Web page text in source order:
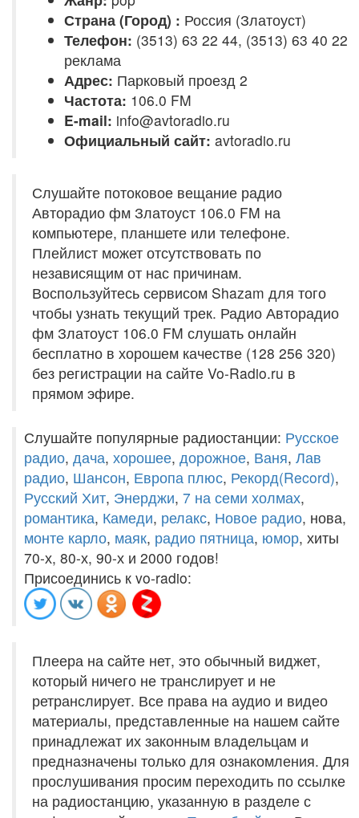
Страна (Город) : Россия (Златоуст)
Телефон: (3513) 63 22 44, (3513) 63 40 22
реклама
Адрес: Парковый проезд 2
Частота: 106.0 FM
E-mail: info@avtoradio.ru
Официальный сайт: avtoradio.ru
Слушайте потоковое вещание радио
Авторадио фм Златоуст 106.0 FM на
компьютере, планшете или телефоне.
Плейлист может отсутствовать по
независящим от нас причинам.
Воспользуйтесь сервисом Shazam для того
чтобы узнать текущий трек. Радио Авторадио
фм Златоуст 106.0 FM слушать онлайн
бесплатно в хорошем качестве (128 256 320)
без регистрации на сайте Vo-Radio.ru в
прямом эфире.
Слушайте популярные радиостанции: Русское
радио, дача, хорошее, дорожное, Ваня, Лав
радио, Шансон, Европа плюс, Рекорд(Record),
Русский Хит, Энерджи, 7 на семи холмах,
романтика, Камеди, релакс, Новое радио, нова,
монте карло, маяк, радио пятница, юмор, хиты
70-х, 80-х, 90-х и 2000 годов!
Присоединись к vo-radio:
Плеера на сайте нет, это обычный виджет,
который ничего не транслирует и не
ретранслирует. Все права на аудио и видео
материалы, представленные на нашем сайте
принадлежат их законным владельцам и
предназначены только для ознакомления. Для
прослушивания просим переходить по ссылке
на радиостанцию, указанную в разделе с